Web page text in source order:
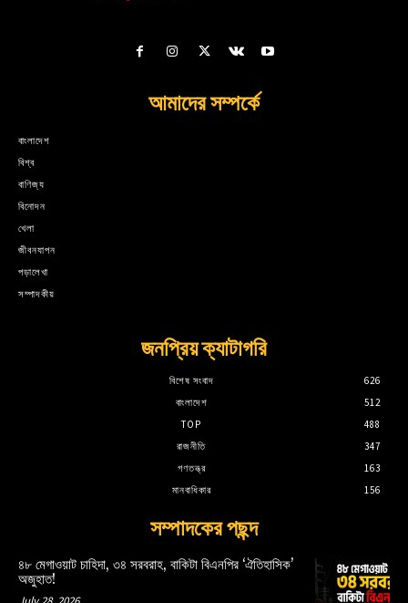
আমাদের সম্পর্কে
বাংলাদেশ
বিশ্ব
বাণিজ্য
বিনোদন
খেলা
জীবনযাপন
পড়ালেখা
সম্পাদকীয়
জনপ্রিয় ক্যাটাগরি
বিশেষ সংবাদ
626
বাংলাদেশ
512
TOP
488
রাজনীতি
347
গণতন্ত্র
163
মানবাধিকার
156
সম্পাদকের পছন্দ
৪৮ মেগাওয়াট চাহিদা, ৩৪ সরবরাহ, বাকিটা বিএনপির ‘ঐতিহাসিক’
অজুহাত!